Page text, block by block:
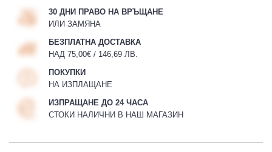
30 ДНИ ПРАВО НА ВРЪЩАНЕ
ИЛИ ЗАМЯНА
БЕЗПЛАТНА ДОСТАВКА
НАД 75,00€ / 146,69 ЛВ.
ПОКУПКИ
НА ИЗПЛАЩАНЕ
ИЗПРАЩАНЕ ДО 24 ЧАСА
СТОКИ НАЛИЧНИ В НАШ МАГАЗИН